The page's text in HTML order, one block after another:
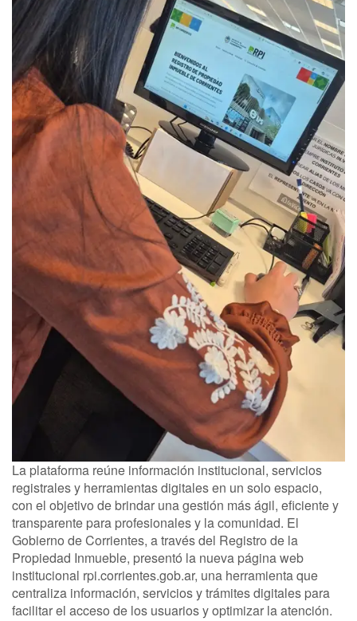
La plataforma reúne información institucional, servicios
registrales y herramientas digitales en un solo espacio,
con el objetivo de brindar una gestión más ágil, eficiente y
transparente para profesionales y la comunidad. El
Gobierno de Corrientes, a través del Registro de la
Propiedad Inmueble, presentó la nueva página web
institucional rpi.corrientes.gob.ar, una herramienta que
centraliza información, servicios y trámites digitales para
facilitar el acceso de los usuarios y optimizar la atención.